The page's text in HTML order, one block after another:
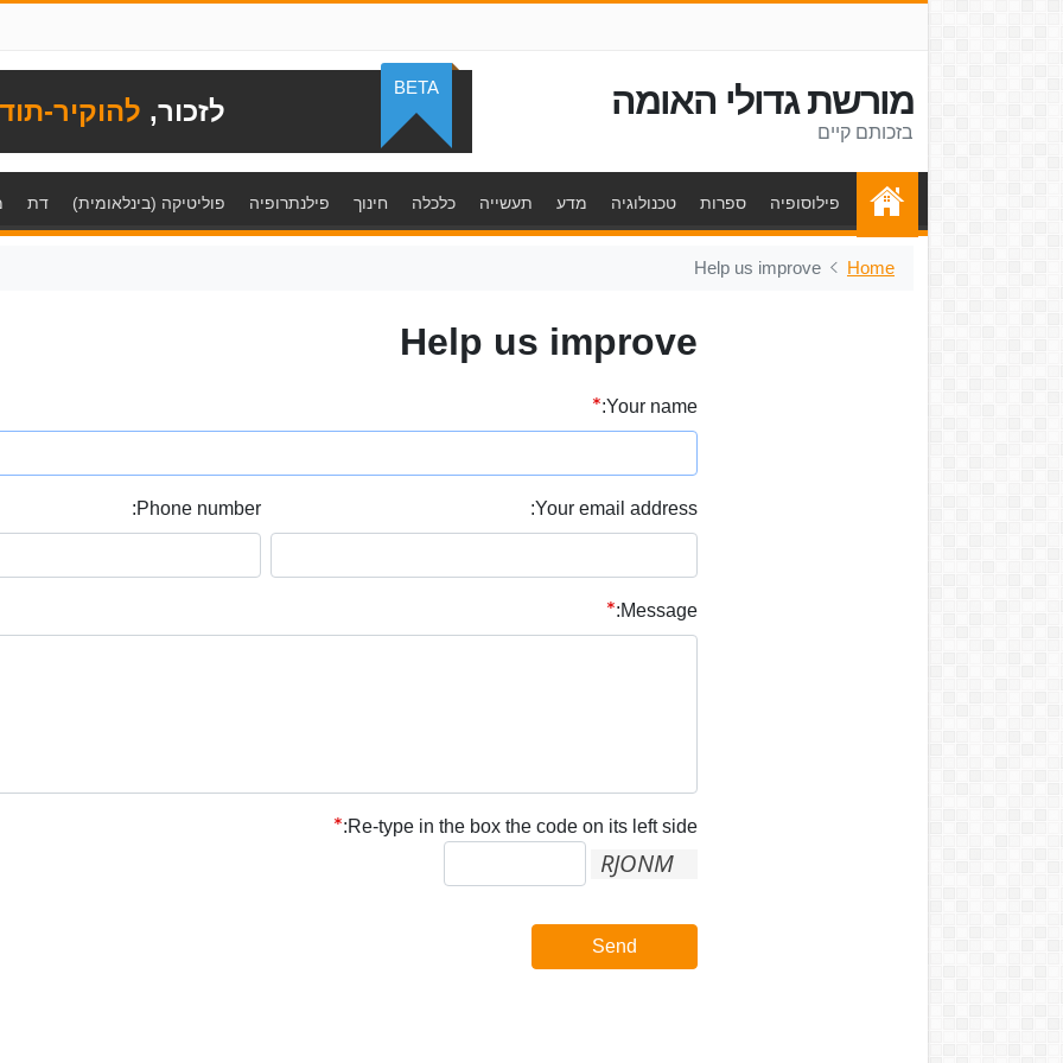
מורשת גדולי האומה
בזכותם קיים
לזכור, להוקיר-
BETA
פילוסופיה ספרות טכנולוגיה מדע תעשייה כלכלה חינוך פילנתרופיה פוליטיקה (בינלאומית) דת
Home
Help us improve
Help us improve
Your name:
Your email address:
Phone number:
Message:
Re-type in the box the code on its left side:
Send